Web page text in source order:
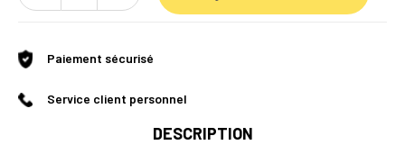
Paiement sécurisé
Service client personnel
DESCRIPTION